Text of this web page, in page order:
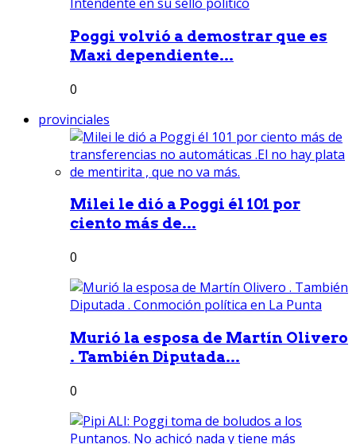
Poggi volvió a demostrar que es
Maxi dependiente...
0
provinciales
Milei le dió a Poggi él 101 por
ciento más de...
0
Murió la esposa de Martín Olivero
. También Diputada...
0